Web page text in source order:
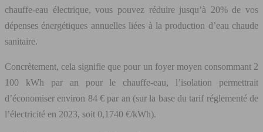
chauffe-eau électrique, vous pouvez réduire jusqu’à 20% de vos
dépenses énergétiques annuelles liées à la production d’eau chaude
sanitaire.
Concrètement, cela signifie que pour un foyer moyen consommant 2
100 kWh par an pour le chauffe-eau, l’isolation permettrait
d’économiser environ 84 € par an (sur la base du tarif réglementé de
l’électricité en 2023, soit 0,1740 €/kWh).